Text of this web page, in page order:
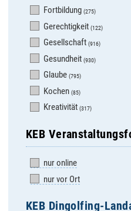
Fortbildung(275)
Gerechtigkeit(122)
Gesellschaft(916)
Gesundheit(930)
Glaube(795)
Kochen(85)
Kreativität(317)
KEB
nur online
nur vor Ort
KEB Dingolfing-